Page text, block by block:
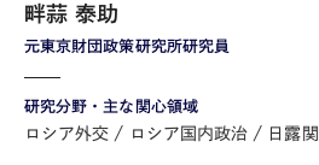
元東京財団政策研究所研究員
畔蒜 泰助
研究分野・主な関心領域
ロシア外交 ロシア国内政治 日露